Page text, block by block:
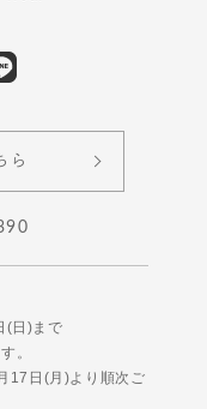
ら
(日)まで
。
17日(月)より順次ご